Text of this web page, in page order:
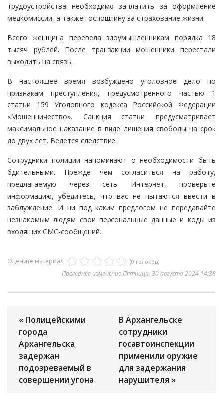
трудоустройства необходимо заплатить за оформление
медкомиссии, а также госпошлину за страхование жизни.
Всего женщина перевела злоумышленникам порядка 18
тысяч рублей. После транзакции мошенники перестали
выходить на связь.
В настоящее время возбуждено уголовное дело по
признакам преступления, предусмотренного частью 1
статьи 159 Уголовного кодекса Российской Федерации
«Мошенничество». Санкция статьи предусматривает
максимальное наказание в виде лишения свободы на срок
до двух лет. Ведется следствие.
Сотрудники полиции напоминают о необходимости быть
бдительными. Прежде чем согласиться на работу,
предлагаемую через сеть Интернет, проверьте
информацию, убедитесь, что вас не пытаются ввести в
заблуждение. И ни под каким предлогом не передавайте
незнакомым людям свои персональные данные и коды из
входящих СМС-сообщений.
Оцените материал (0 голосов)
Последнее изменение Пятница, 30 августа 2024 14:38
« Полицейскими
города
Архангельска
задержан
подозреваемый в
совершении угона
В Архангельске
сотрудники
госавтоинспекции
применили оружие
для задержания
нарушителя »